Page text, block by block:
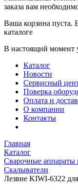
заказа вам
Ваша корзина пуста.
каталоге
В настоящий момент
Каталог
Новости
Сервисный
Поверка
Оплата и
О компании
Контакты
Главная
Каталог
Сварочные аппараты
Скалыватели
Лезвие KIWI-6322